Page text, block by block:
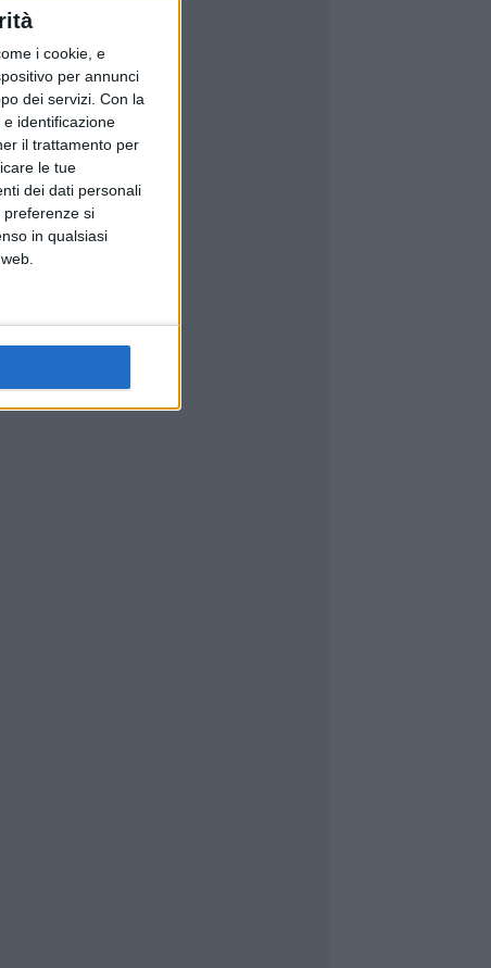
i cookie, e
per annunci
dei servizi. Con la
identificazione
il trattamento per
le tue
dei dati personali
preferenze si
in qualsiasi